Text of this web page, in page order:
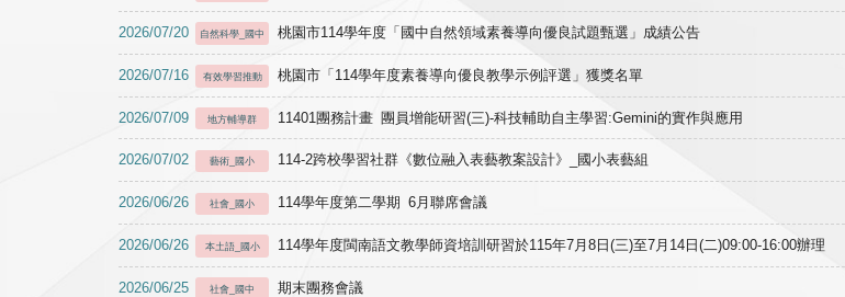
2026/07/20 自然科學_國中 桃園市114學年度「國中自然領域素養導向優良試題甄選」成績公告
2026/07/16 有效學習推動 桃園市「114學年度素養導向優良教學示例評選」獲獎名單
2026/07/09 地方輔導群 11401團務計畫 團員增能研習(三)-科技輔助自主學習:Gemini的實作與應用
2026/07/02 藝術_國小 114-2跨校學習社群《數位融入表藝教案設計》_國小表藝組
2026/06/26 社會_國小 114學年度第二學期 6月聯席會議
2026/06/26 本土語_國小 114學年度閩南語文教學師資培訓研習於115年7月8日(三)至7月14日(二)09:00-16:00辦理
2026/06/25 社會_國中 期末團務會議